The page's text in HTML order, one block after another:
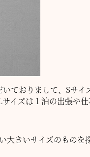
ておりまして、Sサ
イズは１泊の出張や
きいサイズのもの